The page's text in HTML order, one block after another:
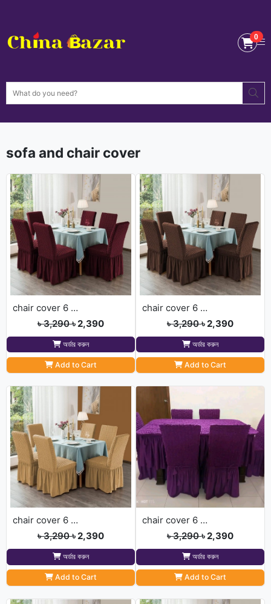
0
0
sofa and chair cover
chair cover 6 pis merun
৳ 3,290৳ 2,390
অর্ডার করুন
Add to Cart
chair cover 6 pis cofee
৳ 3,290৳ 2,390
অর্ডার করুন
Add to Cart
chair cover 6 pis golden
৳ 3,290৳ 2,390
অর্ডার করুন
Add to Cart
chair cover 6 pis purple
৳ 3,290৳ 2,390
অর্ডার করুন
Add to Cart